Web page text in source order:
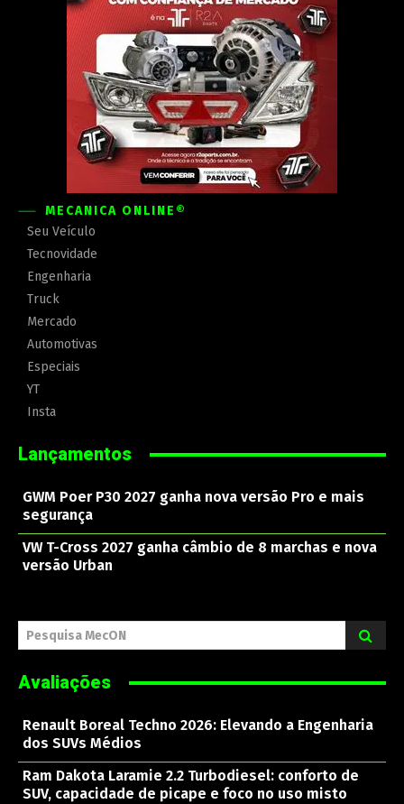
MECÂNICA ONLINE®
Seu Veículo
Tecnovidade
Engenharia
Truck
Mercado
Automotivas
Especiais
YT
Insta
Lançamentos
GWM Poer P30 2027 ganha nova versão Pro e mais
segurança
VW T-Cross 2027 ganha câmbio de 8 marchas e nova
versão Urban
Pesquisa MecON
Avaliações
Renault Boreal Techno 2026: Elevando a Engenharia
dos SUVs Médios
Ram Dakota Laramie 2.2 Turbodiesel: conforto de
SUV, capacidade de picape e foco no uso misto